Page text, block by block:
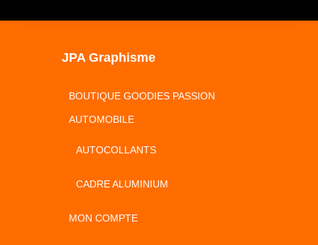
JPA Graphisme
BOUTIQUE GOODIES PASSION
AUTOMOBILE
AUTOCOLLANTS
CADRE ALUMINIUM
MON COMPTE